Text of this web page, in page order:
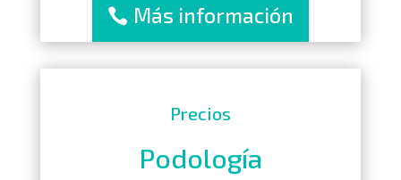
Más información
Precios
Podología